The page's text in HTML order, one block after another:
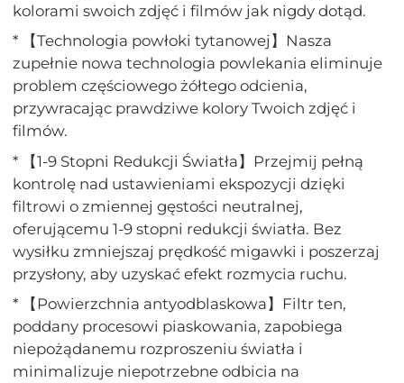
kolorami swoich zdjęć i filmów jak nigdy dotąd.
* 【Technologia powłoki tytanowej】Nasza
zupełnie nowa technologia powlekania eliminuje
problem częściowego żółtego odcienia,
przywracając prawdziwe kolory Twoich zdjęć i
filmów.
* 【1-9 Stopni Redukcji Światła】Przejmij pełną
kontrolę nad ustawieniami ekspozycji dzięki
filtrowi o zmiennej gęstości neutralnej,
oferującemu 1-9 stopni redukcji światła. Bez
wysiłku zmniejszaj prędkość migawki i poszerzaj
przysłony, aby uzyskać efekt rozmycia ruchu.
* 【Powierzchnia antyodblaskowa】Filtr ten,
poddany procesowi piaskowania, zapobiega
niepożądanemu rozproszeniu światła i
minimalizuje niepotrzebne odbicia na